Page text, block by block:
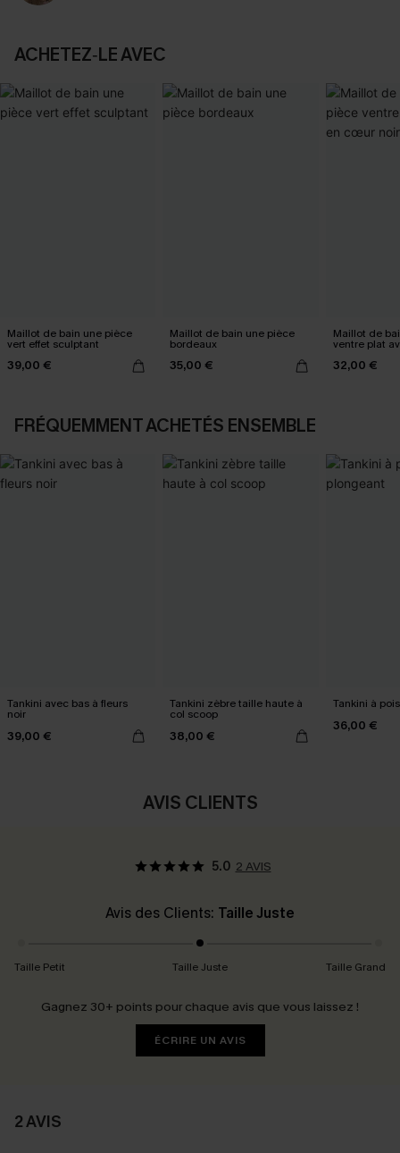
ACHETEZ‑LE AVEC
Maillot de bain une pièce
vert effet sculptant
39,00 €
Maillot de bain une pièce
bordeaux
35,00 €
Maillot de
ventre plat
cœur noir
32,00 €
FRÉQUEMMENT ACHETÉS ENSEMBLE
Tankini avec bas à fleurs
noir
39,00 €
Tankini zèbre taille haute à
col scoop
38,00 €
Tankini à
36,00 €
AVIS CLIENTS
5.0 2 AVIS
Avis des Clients: Taille Juste
Taille Petit Taille Juste Taille Grand
Gagnez 30+ points pour chaque avis que vous laissez !
ÉCRIRE UN AVIS
2 AVIS